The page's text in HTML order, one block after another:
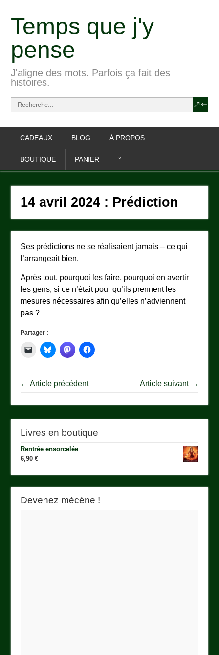
Temps que j'y
pense
J'aligne des mots. Parfois ça fait des
histoires.
CADEAUX BLOG À PROPOS
BOUTIQUE PANIER °
14 avril 2024 : Prédiction
Ses prédictions ne se réalisaient jamais – ce qui
l’arrangeait bien.
Après tout, pourquoi les faire, pourquoi en avertir
les gens, si ce n’était pour qu’ils prennent les
mesures nécessaires afin qu’elles n’adviennent
pas ?
Partager :
← Article précédent Article suivant →
Livres en boutique
Rentrée ensorcelée
6,90€
Devenez mécène !